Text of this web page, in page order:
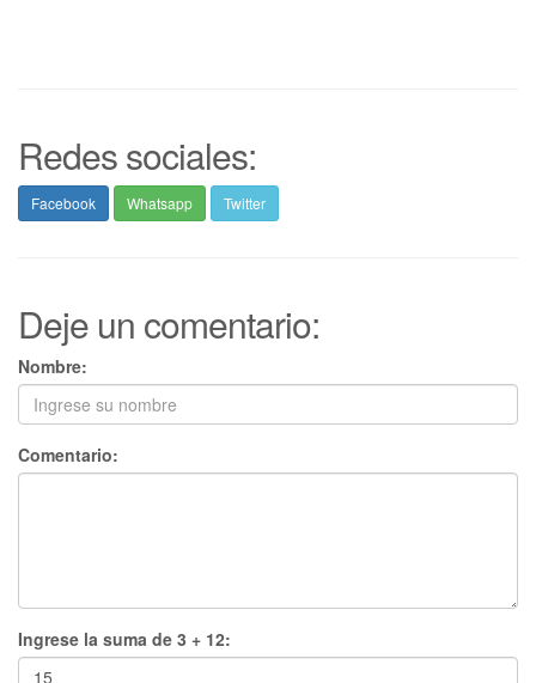
Redes sociales:
Facebook Whatsapp Twitter
Deje un comentario:
Nombre:
Comentario:
Ingrese la suma de 3 + 12: